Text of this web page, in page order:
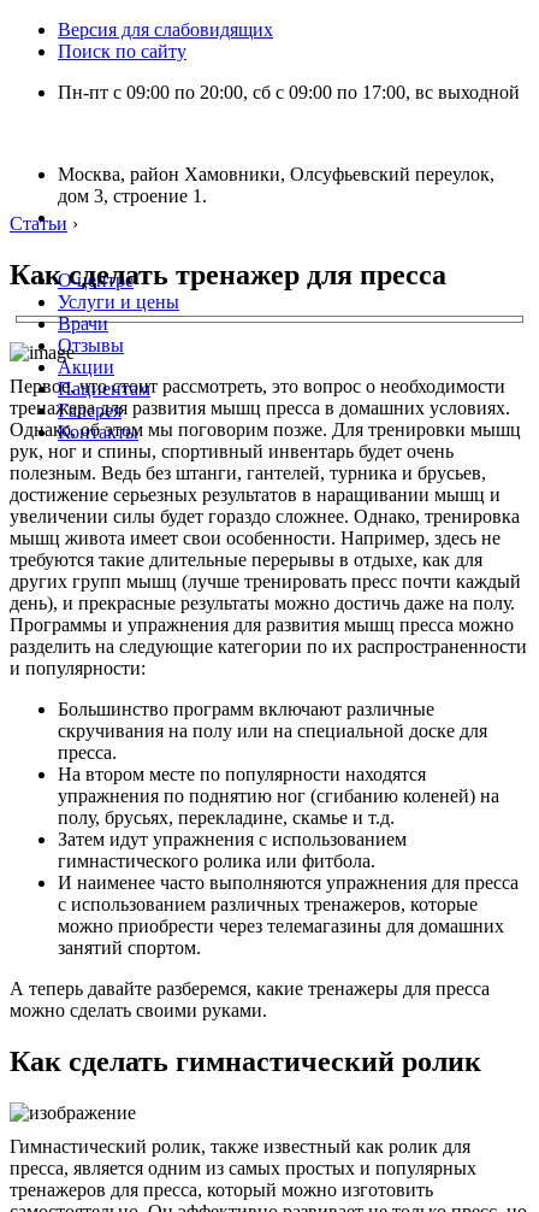
Версия для слабовидящих
Поиск по сайту
Пн-пт с 09:00 по 20:00, сб с 09:00 по 17:00, вс выходной
Москва, район Хамовники, Олсуфьевский переулок,
дом 3, строение 1.
О центре
Услуги и цены
Врачи
Отзывы
Акции
Пациентам
Галерея
Контакты
Статьи ›
Как сделать тренажер для пресса
Первое, что стоит рассмотреть, это вопрос о необходимости
тренажера для развития мышц пресса в домашних условиях.
Однако, об этом мы поговорим позже. Для тренировки мышц
рук, ног и спины, спортивный инвентарь будет очень
полезным. Ведь без штанги, гантелей, турника и брусьев,
достижение серьезных результатов в наращивании мышц и
увеличении силы будет гораздо сложнее. Однако, тренировка
мышц живота имеет свои особенности. Например, здесь не
требуются такие длительные перерывы в отдыхе, как для
других групп мышц (лучше тренировать пресс почти каждый
день), и прекрасные результаты можно достичь даже на полу.
Программы и упражнения для развития мышц пресса можно
разделить на следующие категории по их распространенности
и популярности:
Большинство программ включают различные
скручивания на полу или на специальной доске для
пресса.
На втором месте по популярности находятся
упражнения по поднятию ног (сгибанию коленей) на
полу, брусьях, перекладине, скамье и т.д.
Затем идут упражнения с использованием
гимнастического ролика или фитбола.
И наименее часто выполняются упражнения для пресса
с использованием различных тренажеров, которые
можно приобрести через телемагазины для домашних
занятий спортом.
А теперь давайте разберемся, какие тренажеры для пресса
можно сделать своими руками.
Как сделать гимнастический ролик
Гимнастический ролик, также известный как ролик для
пресса, является одним из самых простых и популярных
тренажеров для пресса, который можно изготовить